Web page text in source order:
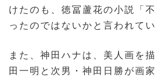
けたのも、徳冨蘆花の小説「
ったのではないかと言われてい
また、神田ハナは、美人画を
田一明と次男・神田日勝が画